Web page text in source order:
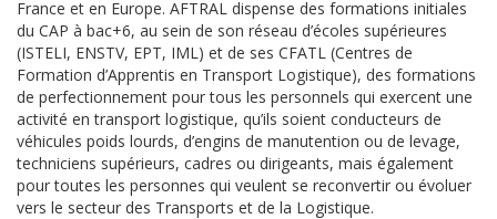
France et en Europe. AFTRAL dispense des formations initiales
du CAP à bac+6, au sein de son réseau d’écoles supérieures
(ISTELI, ENSTV, EPT, IML) et de ses CFATL (Centres de
Formation d’Apprentis en Transport Logistique), des formations
de perfectionnement pour tous les personnels qui exercent une
activité en transport logistique, qu’ils soient conducteurs de
véhicules poids lourds, d’engins de manutention ou de levage,
techniciens supérieurs, cadres ou dirigeants, mais également
pour toutes les personnes qui veulent se reconvertir ou évoluer
vers le secteur des Transports et de la Logistique.